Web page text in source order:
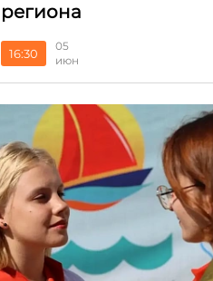
региона
16:30
05
июн